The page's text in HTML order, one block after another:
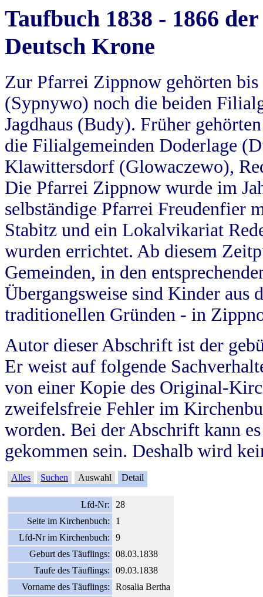
Taufbuch 1838 - 1866
Deutsch Krone
Zur Pfarrei Zippnow gehörten
(Sypnywo) noch die beiden
Jagdhaus (Budy). Früher
die Filialgemeinden Doderlage
Klawittersdorf (Glowaczewo),
Die Pfarrei Zippnow wurde im
selbständige Pfarrei Freudenfier
Stabitz und ein Lokalvikariat
wurden errichtet. Ab diesem
Gemeinden, in den
Übergangsweise sind Kinder aus
traditionellen Gründen - in
Autor dieser Abschrift ist der
Er weist auf folgende
von einer Kopie des Original-
zweifelsfreie Fehler im
worden. Bei der Abschrift kann
gekommen sein. Deshalb wird
Alles Suchen Auswahl Detail
Lfd-Nr:
28
Seite im Kirchenbuch:
1
Lfd-Nr im Kirchenbuch:
9
Geburt des Täuflings:
08.03.1838
Taufe des Täuflings:
09.03.1838
Vorname des Täuflings:
Rosalia Bertha